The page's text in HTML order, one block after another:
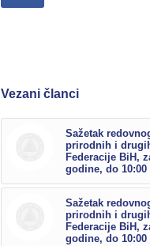
Vezani članci
Sažetak
prirodnih i
Federacije BiH,
godine, do 10:00
Sažetak
prirodnih i
Federacije BiH,
godine, do 10:00